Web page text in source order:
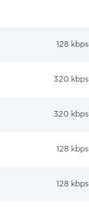
128 kbps
320 kbps
320 kbps
128 kbps
128 kbps